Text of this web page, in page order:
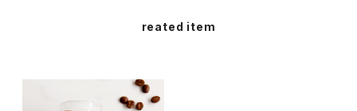
reated item